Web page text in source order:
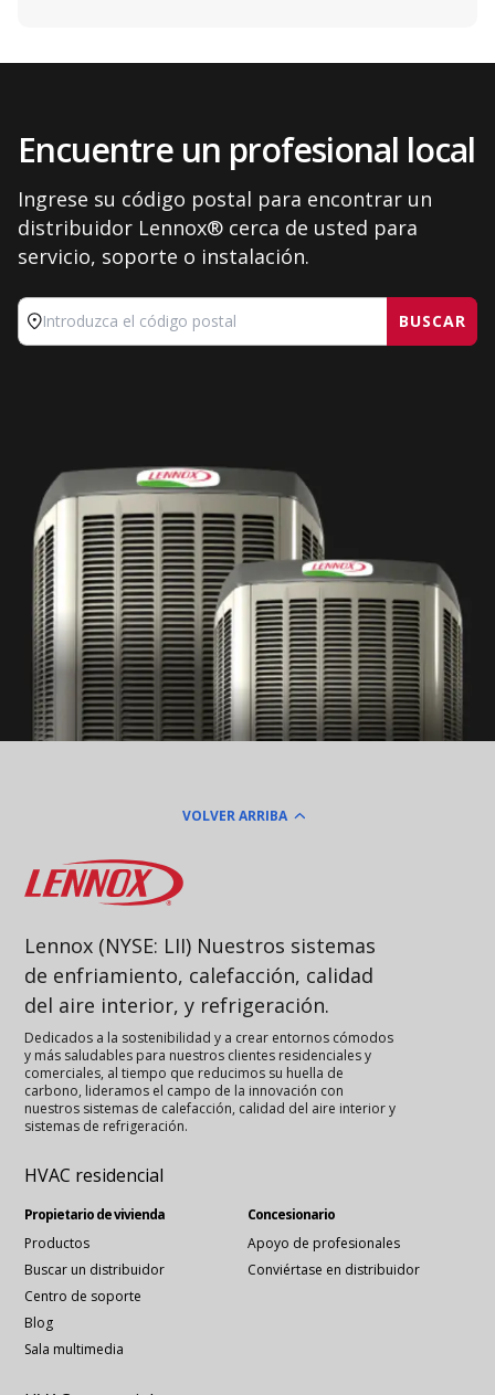
Encuentre un profesional local
Ingrese su código postal para encontrar un
distribuidor Lennox® cerca de usted para
servicio, soporte o instalación.
Introduzca el código postal BUSCAR
VOLVER ARRIBA
Lennox
Lennox (NYSE: LII) Nuestros sistemas
de enfriamiento, calefacción, calidad
del aire interior, y refrigeración.
Dedicados a la sostenibilidad y a crear entornos cómodos
y más saludables para nuestros clientes residenciales y
comerciales, al tiempo que reducimos su huella de
carbono, lideramos el campo de la innovación con
nuestros sistemas de calefacción, calidad del aire interior y
sistemas de refrigeración.
HVAC residencial
Propietario de vivienda
Productos
Buscar un distribuidor
Centro de soporte
Blog
Sala multimedia
Concesionario
Apoyo de profesionales
Conviértase en distribuidor